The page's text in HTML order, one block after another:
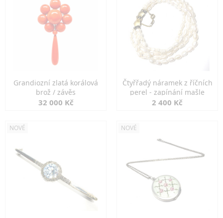
Grandiozní zlatá korálová
brož / závěs
32 000 Kč
Čtyřřadý náramek z říčních
perel - zapínání mašle
2 400 Kč
NOVÉ NOVÉ